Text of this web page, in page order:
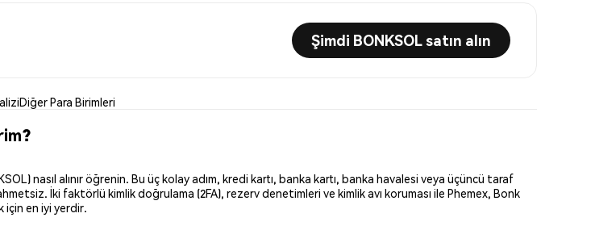
Şimdi BONKSOL satın alın
Diğer Para Birimleri
nasıl alınır öğrenin. Bu üç kolay adım, kredi kartı, banka kartı, banka havalesi veya üçüncü taraf
İki faktörlü kimlik doğrulama (2FA), rezerv denetimleri ve kimlik avı koruması ile Phemex, Bonk
için en iyi yerdir.